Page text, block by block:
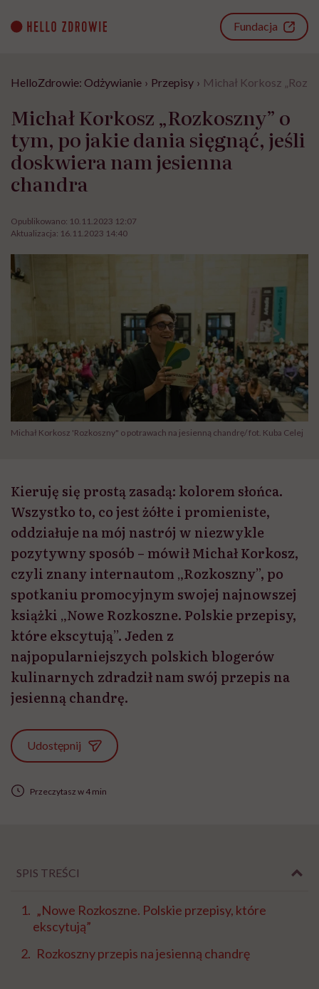
content
Fundacja
HelloZdrowie: Odżywianie › Przepisy › Michał Korkosz
Michał Korkosz „Rozkoszny” o
tym, po jakie dania sięgnąć, jeśli
doskwiera nam jesienna
chandra
Opublikowano: 10.11.2023 12:07
Aktualizacja: 16.11.2023 14:40
Michał Korkosz 'Rozkoszny" o potrawach na jesienną chandrę/ fot. Kuba Celej
Kieruję się prostą zasadą: kolorem słońca.
Wszystko to, co jest żółte i promieniste,
oddziałuje na mój nastrój w niezwykle
pozytywny sposób – mówił Michał Korkosz,
czyli znany internautom „Rozkoszny”, po
spotkaniu promocyjnym swojej najnowszej
książki „Nowe Rozkoszne. Polskie przepisy,
które ekscytują”. Jeden z
najpopularniejszych polskich blogerów
kulinarnych zdradził nam swój przepis na
jesienną chandrę.
Udostępnij
Przeczytasz w 4 min
SPIS TREŚCI
„Nowe Rozkoszne. Polskie przepisy, które
ekscytują”
Rozkoszny przepis na jesienną chandrę